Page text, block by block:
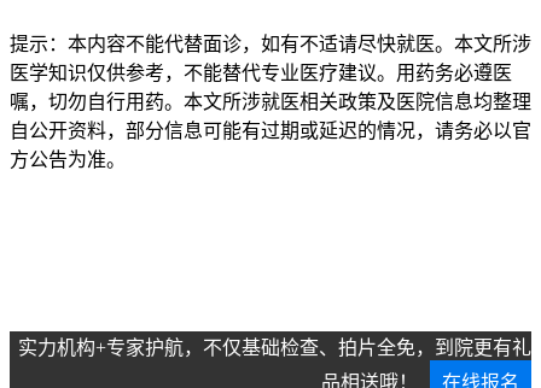
提示：本内容不能代替面诊，如有不适请尽快就医。本文所涉
医学知识仅供参考，不能替代专业医疗建议。用药务必遵医
嘱，切勿自行用药。本文所涉就医相关政策及医院信息均整理
自公开资料，部分信息可能有过期或延迟的情况，请务必以官
方公告为准。
实力机构+专家护航，不仅基础检查、拍片全免，到院更有礼
品相送哦！
在线报名